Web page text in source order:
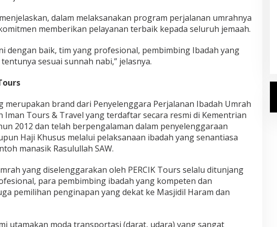
dalam melaksanakan program perjalanan umrahnya
memberikan pelayanan terbaik kepada seluruh jemaah.
dengan baik, tim yang profesional, pembimbing Ibadah yang
sesuai sunnah nabi,” jelasnya.
merupakan brand dari Penyelenggara Perjalanan Ibadah Umrah
Iman Tours & Travel yang terdaftar secara resmi di Kementrian
2012 dan telah berpengalaman dalam penyelenggaraan
Haji Khusus melalui pelaksanaan ibadah yang senantiasa
manasik Rasulullah SAW.
yang diselenggarakan oleh PERCIK Tours selalu ditunjang
para pembimbing ibadah yang kompeten dan
pemilihan penginapan yang dekat ke Masjidil Haram dan
utamakan moda transportasi (darat, udara) yang sangat
Kemenhaj Umumkan Daftar
Di Haji | Senin, 20 Juli 2026